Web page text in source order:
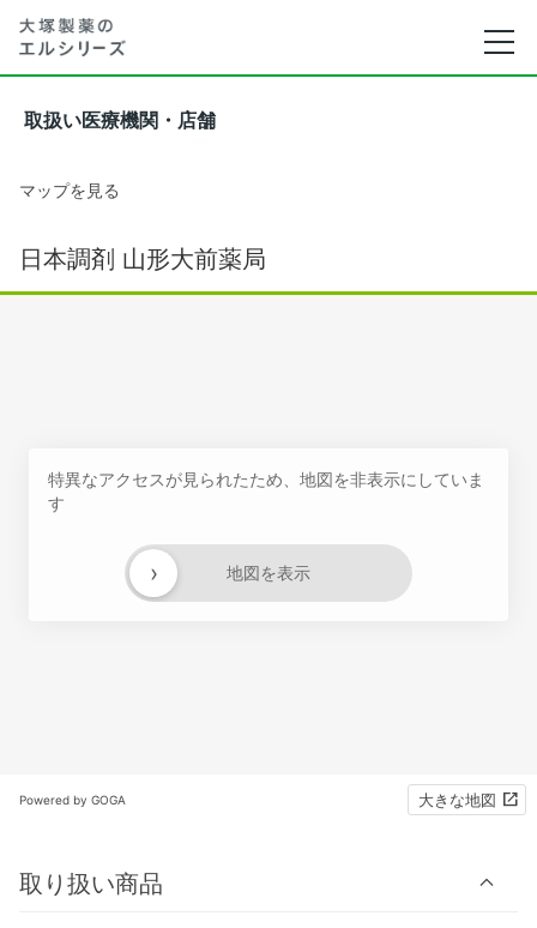
取扱い医療機関・店舗
マップを見る
日本調剤 山形大前薬局
特異なアクセスが見られたため、地図を非表示にしていま
す
地図を表示
›
Powered by GOGA 大きな地図
取り扱い商品